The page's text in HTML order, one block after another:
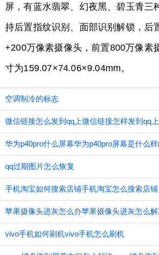
屏，有蓝水翡翠、幻夜黑、碧玉青三
持后置指纹识别、面部识别解锁，后
+200万像素摄像头，前置800万像素
寸为159.07×74.06×9.04mm。
空调制冷的标志
微信链接怎么发到qq上微信链接怎样发到qq上
华为p40pro什么屏幕华为p40pro屏幕是什么样
qq过期图片怎么恢复
手机淘宝如何搜索店铺手机淘宝怎么搜索店铺
苹果摄像头进灰怎么办苹果摄像头进灰怎么
vivo手机如何刷机vivo手机怎么刷机